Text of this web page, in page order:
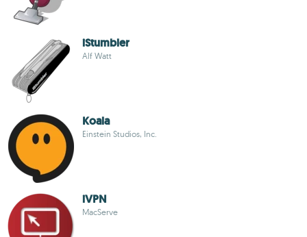
iStumbler
Alf Watt
Koala
Einstein Studios, Inc.
iVPN
MacServe